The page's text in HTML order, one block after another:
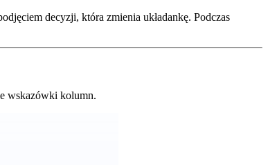
decyzji, która zmienia układankę. Podczas
wskazówki kolumn.